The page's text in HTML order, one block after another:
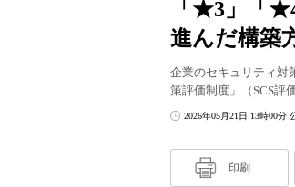
「★3」「
進んだ構築
企業のセキュリティ
策評価制度」（SCS評
2026年05月21日 13時00分
印刷